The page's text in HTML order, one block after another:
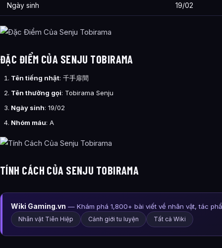
Ngày sinh 19/02
ĐẶC ĐIỂM CỦA SENJU TOBIRAMA
Tên tiếng nhật: 千手扉間
Tên thường gọi: Tobirama Senju
Ngày sinh: 19/02
Nhóm máu: A
TÍNH CÁCH CỦA SENJU TOBIRAMA
Wiki Gaming.vn — Khám phá 1,800+ bài viết về nhân vật, tác
Nhân vật Tiên Hiệp Cảnh giới tu luyện Tất cả Wiki